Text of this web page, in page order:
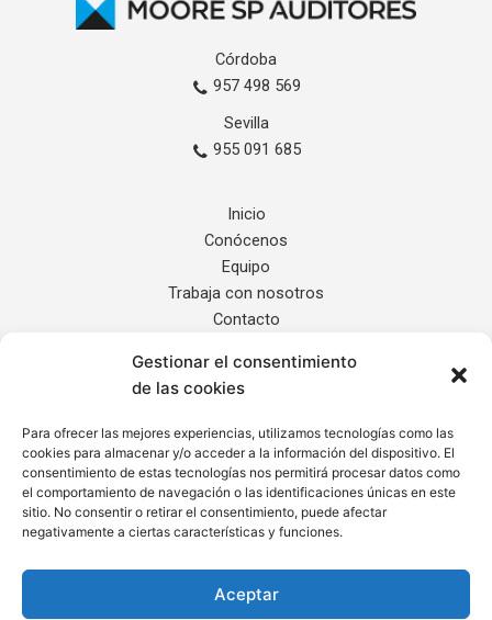
Gestionar el consentimiento
de las cookies
Para ofrecer las mejores experiencias, utilizamos tecnologías como las
cookies para almacenar y/o acceder a la información del dispositivo. El
consentimiento de estas tecnologías nos permitirá procesar datos como
el comportamiento de navegación o las identificaciones únicas en este
sitio. No consentir o retirar el consentimiento, puede afectar
negativamente a ciertas características y funciones.
Aceptar
Córdoba
957 498 569
Sevilla
955 091 685
Inicio
Conócenos
Equipo
Trabaja con nosotros
Contacto
Servicios
Localización
Internacional
Informe de Transparencia
Aviso Legal
Política de Privacidad
Cláusula de Protección de Datos